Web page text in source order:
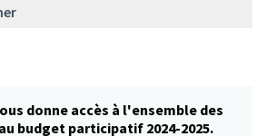
donne accès à l'ensemble des
budget participatif 2024-2025.